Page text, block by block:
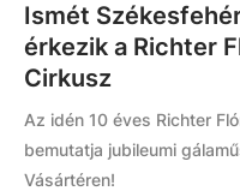
Ismét
érkezik a Richter
Cirkusz
Az idén 10 éves Richter
bemutatja jubileumi
Vásártéren!